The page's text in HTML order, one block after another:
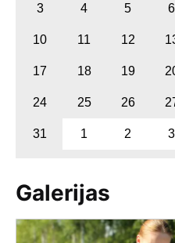
3 4 5 6
10 11 12
17 18 19
24 25 26
31 1 2 3
Galerijas